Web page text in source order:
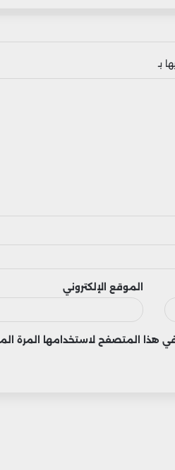
بـ
الموقع الإلكتروني
في هذا المتصفح لاستخدامها المرة